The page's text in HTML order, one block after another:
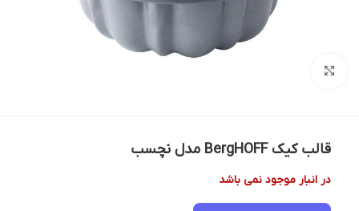
قالب کیک BergHOFF مدل نچسب
در انبار موجود نمی باشد